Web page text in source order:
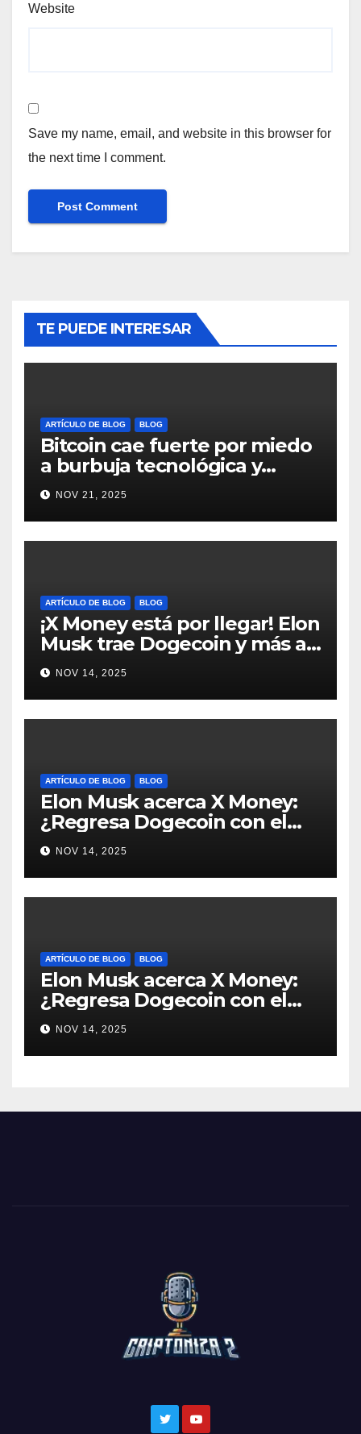
Website
Save my name, email, and website in this browser for
the next time I comment.
TE PUEDE INTERESAR
ARTÍCULO DE BLOG BLOG
Bitcoin cae fuerte por miedo
a burbuja tecnológica y
nervios en AI #crypto
#Bitcoin
NOV 21, 2025
ARTÍCULO DE BLOG BLOG
¡X Money está por llegar! Elon
Musk trae Dogecoin y más al
mundo de pagos #Crypto
#Dogecoin
NOV 14, 2025
ARTÍCULO DE BLOG BLOG
Elon Musk acerca X Money:
¿Regresa Dogecoin con el
nuevo pago nativo? #Cripto
#Dogecoin
NOV 14, 2025
ARTÍCULO DE BLOG BLOG
Elon Musk acerca X Money:
¿Regresa Dogecoin con el
nuevo pago nativo? #Cripto
#Dogecoin
NOV 14, 2025